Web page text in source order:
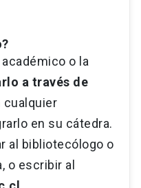
o la
a través de
cualquier
en su cátedra.
al bibliotecólogo o
o escribir al